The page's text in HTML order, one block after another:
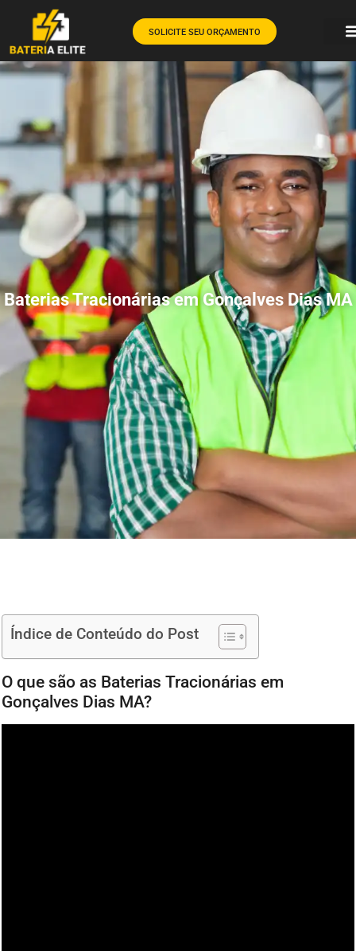
SOLICITE SEU ORÇAMENTO
Baterias Tracionárias em Gonçalves Dias MA
Índice de Conteúdo do Post
O que são as Baterias Tracionárias em
Gonçalves Dias MA?